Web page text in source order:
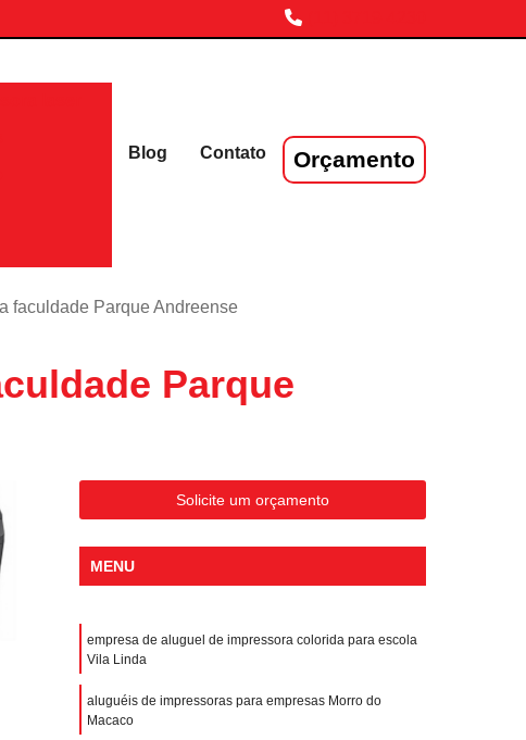
Blog Contato Orçamento
faculdade Parque Andreense
Parque
Solicite um orçamento
MENU
empresa de aluguel de impressora colorida para escola
Vila Linda
aluguéis de impressoras para empresas Morro do
Macaco